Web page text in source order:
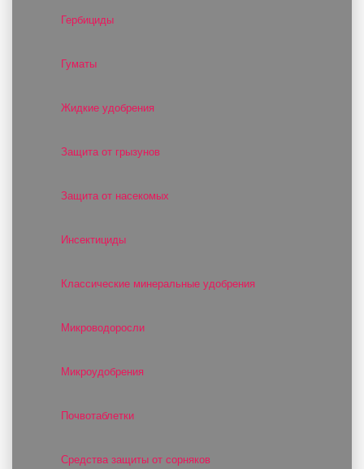
Гербициды
Гуматы
Жидкие удобрения
Защита от грызунов
Защита от насекомых
Инсектициды
Классические минеральные удобрения
Микроводоросли
Микроудобрения
Почвотаблетки
Средства защиты от сорняков